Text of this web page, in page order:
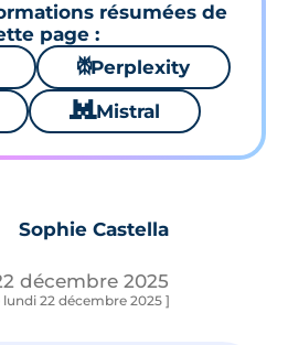
résumées de
page :
⚙Perplexity
🐱 Mistral
Sophie Castella
décembre 2025
lundi 22 décembre 2025 ]